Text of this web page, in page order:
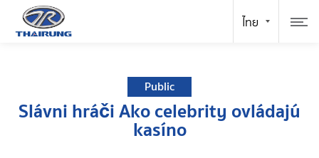
Public
Slávni hráči Ako celebrity ovládajú
kasíno